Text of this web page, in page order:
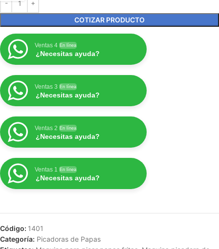
COTIZAR PRODUCTO
Ventas 4 En línea
¿Necesitas ayuda?
Ventas 3 En línea
¿Necesitas ayuda?
Ventas 2 En línea
¿Necesitas ayuda?
Ventas 1 En línea
¿Necesitas ayuda?
Código: 1401
Categoría: Picadoras de Papas